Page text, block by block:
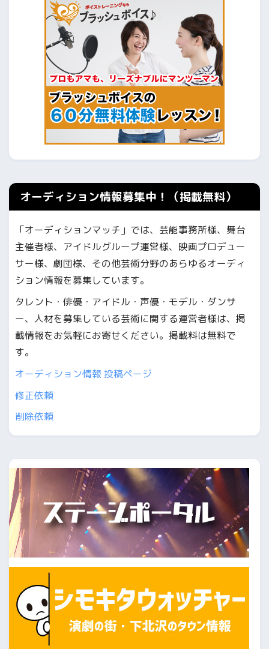
オーディション情報募集中！（掲載無料）
「オーディションマッチ」では、芸能事務所様、舞台
主催者様、アイドルグループ運営様、映画プロデュー
サー様、劇団様、その他芸術分野のあらゆるオーディ
ション情報を募集しています。
タレント・俳優・アイドル・声優・モデル・ダンサ
ー、人材を募集している芸術に関する運営者様は、掲
載情報をお気軽にお寄せください。掲載料は無料で
す。
オーディション情報 投稿ページ
修正依頼
削除依頼